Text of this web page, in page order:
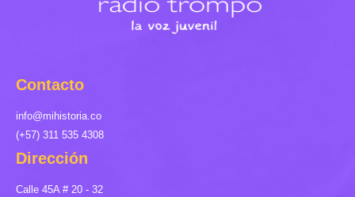
Contacto
info@mihistoria.co
(+57) 311 535 4308
Dirección
Calle 45A # 20 - 32